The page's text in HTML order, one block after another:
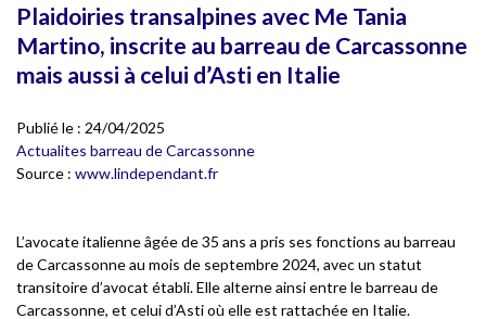
Plaidoiries transalpines avec Me Tania
Martino, inscrite au barreau de Carcassonne
mais aussi à celui d’Asti en Italie
Publié le : 24/04/2025
Actualites barreau de Carcassonne
Source : www.lindependant.fr
L’avocate italienne âgée de 35 ans a pris ses fonctions au barreau
de Carcassonne au mois de septembre 2024, avec un statut
transitoire d’avocat établi. Elle alterne ainsi entre le barreau de
Carcassonne, et celui d’Asti où elle est rattachée en Italie.